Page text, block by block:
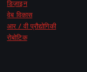
डिज़ाइन
वेब विकास
आर / वी प्रौद्योगिकी
रोबोटिक